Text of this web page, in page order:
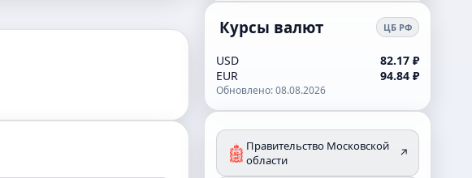
Курсы валют ЦБ РФ
USD
82.17 ₽
EUR
94.84 ₽
Обновлено: 08.08.2026
Правительство Московской
области
↗